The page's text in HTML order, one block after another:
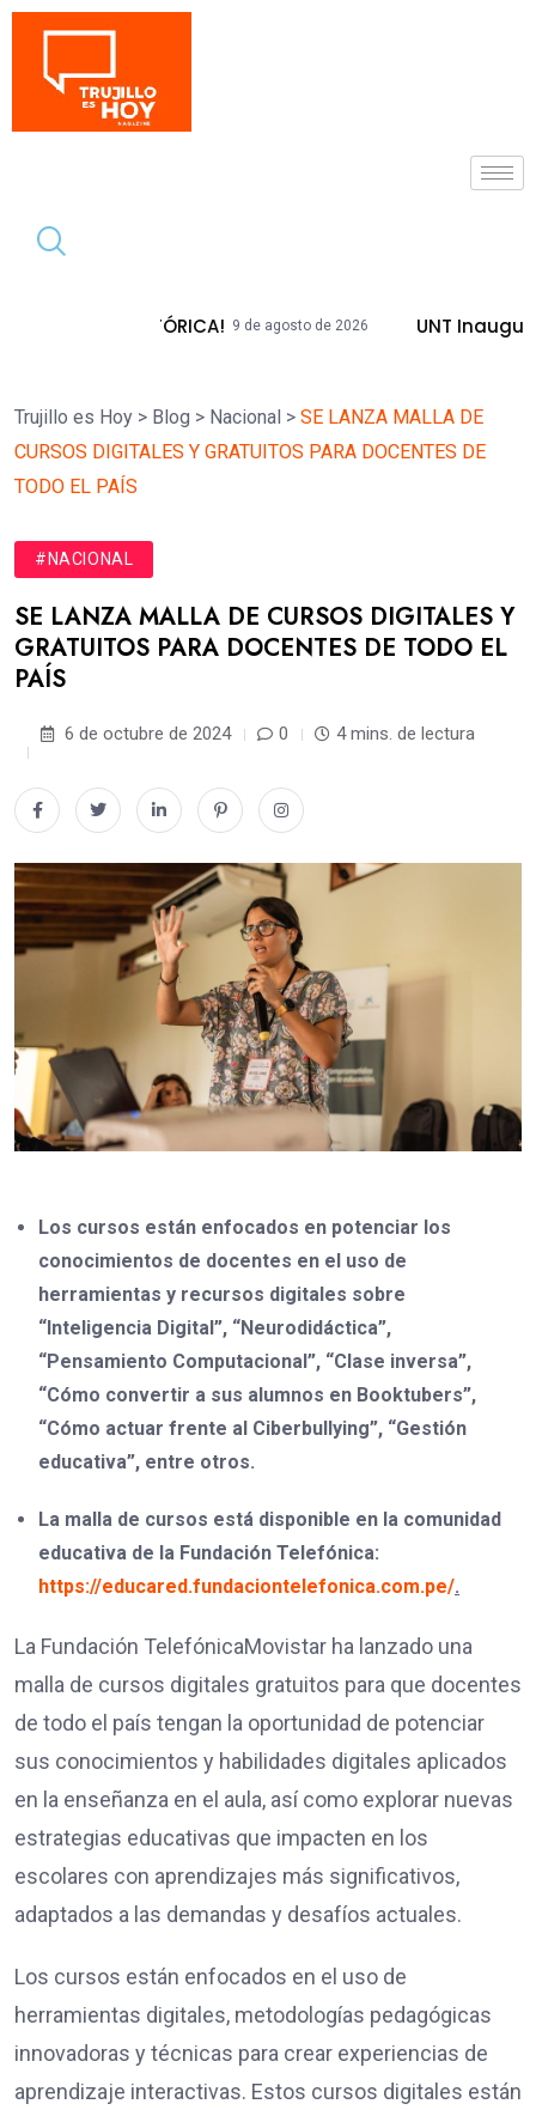
9 de agosto de 2026 UNT Inaugura Plazas
Trujillo es Hoy > Blog > Nacional > SE LANZA MALLA DE
CURSOS DIGITALES Y GRATUITOS PARA DOCENTES DE
TODO EL PAÍS
#NACIONAL
SE LANZA MALLA DE CURSOS DIGITALES Y
GRATUITOS PARA DOCENTES DE TODO EL
PAÍS
6 de octubre de 2024 0 4 mins. de lectura
Los cursos están enfocados en potenciar los
conocimientos de docentes en el uso de
herramientas y recursos digitales sobre
“Inteligencia Digital”, “Neurodidáctica”,
“Pensamiento Computacional”, “Clase inversa”,
“Cómo convertir a sus alumnos en Booktubers”,
“Cómo actuar frente al Ciberbullying”, “Gestión
educativa”, entre otros.
La malla de cursos está disponible en la comunidad
educativa de la Fundación Telefónica:
https://educared.fundaciontelefonica.com.pe/.
La Fundación TelefónicaMovistar ha lanzado una
malla de cursos digitales gratuitos para que docentes
de todo el país tengan la oportunidad de potenciar
sus conocimientos y habilidades digitales aplicados
en la enseñanza en el aula, así como explorar nuevas
estrategias educativas que impacten en los
escolares con aprendizajes más significativos,
adaptados a las demandas y desafíos actuales.
Los cursos están enfocados en el uso de
herramientas digitales, metodologías pedagógicas
innovadoras y técnicas para crear experiencias de
aprendizaje interactivas. Estos cursos digitales están